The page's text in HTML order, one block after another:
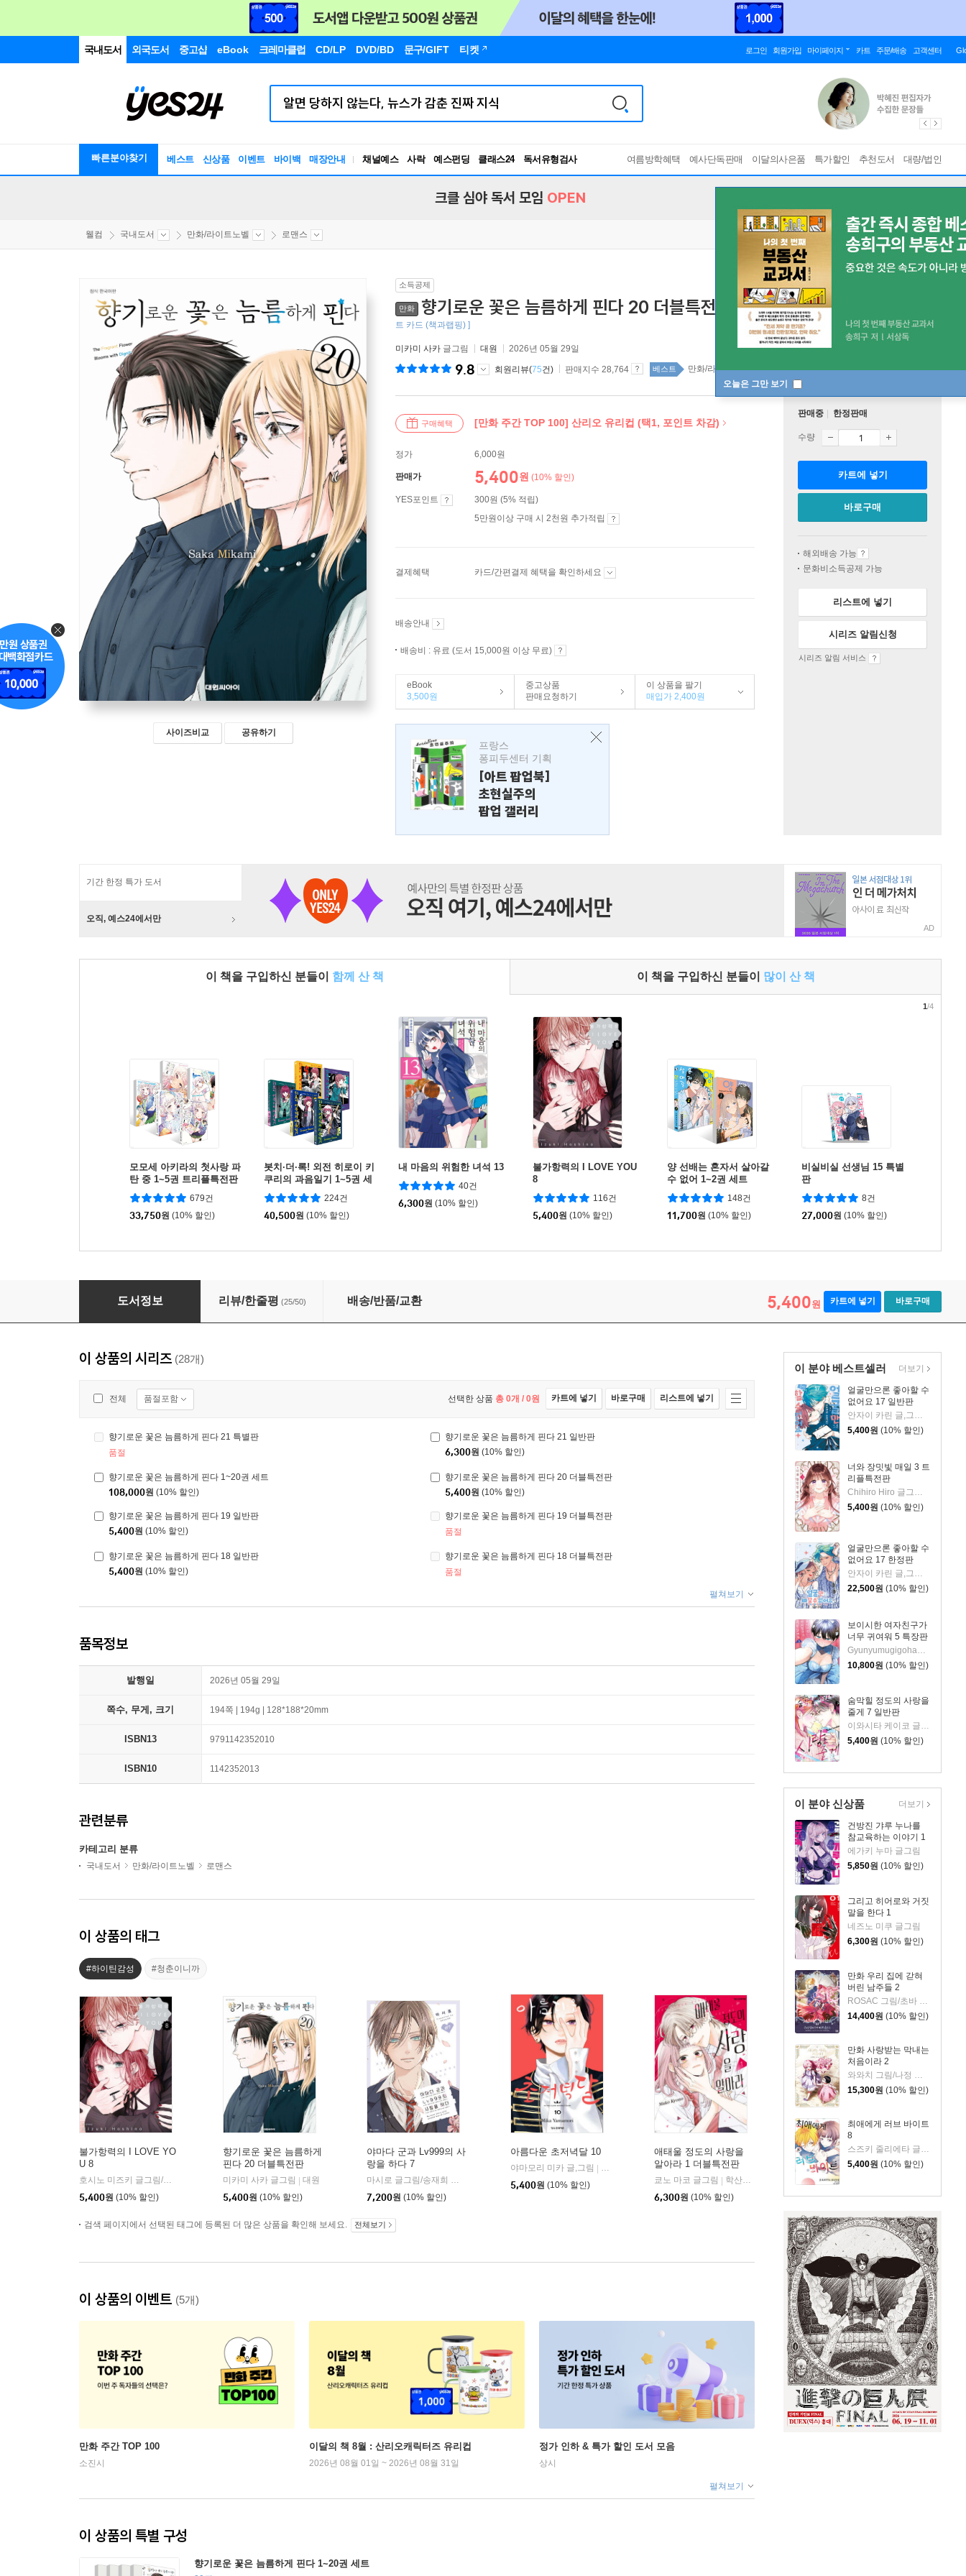
국내도서 외국도서 중고샵 eBook 크레마클럽 CD/LP DVD/BD 문구/GIFT 티켓 로그인 회원가입 마이페이지 카트 주문/배송 고객센터
빠른분야찾기 베스트 신상품 이벤트 바이백 매장안내 채널예스 사락 예스펀딩 클래스24
독서유형검사
RBTI Lab
여름방학혜택 예사단독판매 이달의사은품 특가할인 추천도서 대량/법인
오늘은 그만 보기
크클 심야 독서 모임 OPEN
웰컴 국내도서 만화/라이트노벨 로맨스
사이즈비교 공유하기
소득공제
만화 향기로운 꽃은 늠름하게 핀다 20 더블특전판
[ 초판한정부록 : 일러스트 엽서 + 더블특전 PP 일러스
트 카드 (책과랩핑) ]
미카미 사카 글그림 대원 2026년 05월 29일
9.8 회원리뷰(75건) 판매지수 28,764 베스트 만화/라이트노벨 99위 국내도서 top20 1주
구매혜택 [만화 주간 TOP 100] 산리오 유리컵 (택1, 포인트 차감)
정가 6,000원
판매가 5,400원 (10% 할인)
YES포인트
300원 (5% 적립)
5만원이상 구매 시 2천원 추가적립
결제혜택 카드/간편결제 혜택을 확인하세요
배송안내
배송비 : 유료 (도서 15,000원 이상 무료)
eBook
3,500원
중고상품
판매요청하기
이 상품을 팔기
매입가 2,400원
프랑스
퐁피두센터 기획
[아트 팝업북]
초현실주의
팝업 갤러리
판매중 한정판매
수량
카트에 넣기
바로구매
해외배송 가능
문화비소득공제 가능
리스트에 넣기
시리즈 알림신청
시리즈 알림 서비스
기간 한정 특가 도서
오직, 예스24에서만
AD
이 책을 구입하신 분들이 함께 산 책 이 책을 구입하신 분들이 많이 산 책
모모세 아키라의 첫사랑 파
탄 중 1~5권 트리플특전판
세트
679건
33,750원 (10% 할인)
봇치·더·록! 외전 히로이 키
쿠리의 과음일기 1~5권 세
트
224건
40,500원 (10% 할인)
내 마음의 위험한 녀석 13
40건
6,300원 (10% 할인)
불가항력의 I LOVE YOU
8
116건
5,400원 (10% 할인)
양 선배는 혼자서 살아갈
수 없어 1~2권 세트
148건
11,700원 (10% 할인)
비실비실 선생님 15 특별
판
8건
27,000원 (10% 할인)
1/4
향기로운 꽃은 늠름하게 핀다 20 더블특전판
도서정보 리뷰/한줄평 (25/50) 배송/반품/교환 5,400원 카트에 넣기 바로구매
이 분야 베스트셀러
얼굴만으론 좋아할 수
없어요 17 일반판
안자이 카린 글,그림/이소연 역
5,400원 (10% 할인)
너와 장밋빛 매일 3 트
리플특전판
Chihiro Hiro 글그림/이소연 역
5,400원 (10% 할인)
얼굴만으론 좋아할 수
없어요 17 한정판
안자이 카린 글,그림/이소연 역
22,500원 (10% 할인)
보이시한 여자친구가
너무 귀여워 5 특장판
Gyunyumugigohan 글,그림/심이슬 역
10,800원 (10% 할인)
숨막힐 정도의 사랑을
줄게 7 일반판
5,400원 (10% 할인)
더보기
이 분야 신상품
건방진 갸루 누나를
참교육하는 이야기 1
에가키 누마 글그림
5,850원 (10% 할인)
그리고 히어로와 거짓
말을 한다 1
네즈노 미쿠 글그림
6,300원 (10% 할인)
만화 우리 집에 갇혀
버린 남주들 2
ROSAC 그림/초바 글/김지아 원저
14,400원 (10% 할인)
만화 사랑받는 막내는
처음이라 2
와와치 그림/나정 글/미래나비 원저
15,300원 (10% 할인)
최애에게 러브 바이트
8
5,400원 (10% 할인)
더보기
이 상품의 시리즈 (28개)
전체 품절포함 선택한 상품 총 0개 / 0원 카트에 넣기 바로구매 리스트에 넣기
향기로운 꽃은 늠름하게 핀다 21 특별판
품절
향기로운 꽃은 늠름하게 핀다 21 일반판
6,300원 (10% 할인)
향기로운 꽃은 늠름하게 핀다 1~20권 세트
108,000원 (10% 할인)
향기로운 꽃은 늠름하게 핀다 20 더블특전판
5,400원 (10% 할인)
향기로운 꽃은 늠름하게 핀다 19 일반판
5,400원 (10% 할인)
향기로운 꽃은 늠름하게 핀다 19 더블특전판
품절
향기로운 꽃은 늠름하게 핀다 18 일반판
5,400원 (10% 할인)
향기로운 꽃은 늠름하게 핀다 18 더블특전판
품절
펼쳐보기
품목정보
발행일 2026년 05월 29일
쪽수, 무게, 크기 194쪽 | 194g | 128*188*20mm
ISBN13 9791142352010
ISBN10 1142352013
관련분류
카테고리 분류
국내도서 만화/라이트노벨 로맨스
이 상품의 태그
#하이틴감성 #청춘이니까
불가항력의 I LOVE YO
U 8
호시노 미즈키 글그림/김서은 역
서울미디어코믹스(서울문화사)
5,400원 (10% 할인)
향기로운 꽃은 늠름하게
핀다 20 더블특전판
미카미 사카 글그림
대원
5,400원 (10% 할인)
야마다 군과 Lv999의 사
랑을 하다 7
마시로 글그림/송재희 역
디앤씨미디어(D&C미디어)
7,200원 (10% 할인)
아름다운 초저녁달 10
야마모리 미카 글,그림
학산문화사
5,400원 (10% 할인)
애태울 정도의 사랑을
알아라 1 더블특전판
쿄노 마코 글그림
학산문화사
6,300원 (10% 할인)
검색 페이지에서 선택된 태그에 등록된 더 많은 상품을 확인해 보세요. 전체보기
이 상품의 이벤트 (5개)
만화 주간 TOP 100
소진시
이달의 책 8월 : 산리오캐릭터즈 유리컵
2026년 08월 01일 ~ 2026년 08월 31일
정가 인하 & 특가 할인 도서 모음
상시
펼쳐보기
이 상품의 특별 구성
향기로운 꽃은 늠름하게 핀다 1~20권 세트